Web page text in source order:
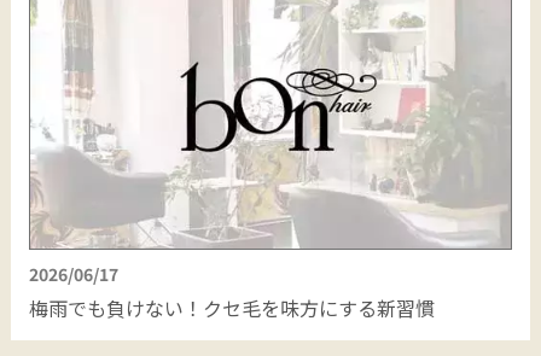
2026/06/17
梅雨でも負けない！クセ毛を味方にする新習慣